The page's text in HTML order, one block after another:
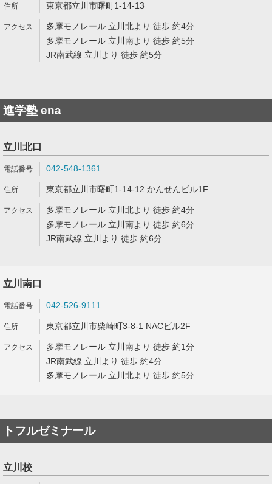
東京都立川市曙町1-14-13
多摩モノレール 立川北より 徒歩 約4分
多摩モノレール 立川南より 徒歩 約5分
JR南武線 立川より 徒歩 約5分
進学塾 ena
立川北口
042-548-1361
東京都立川市曙町1-14-12 かんせんビル1F
多摩モノレール 立川北より 徒歩 約4分
多摩モノレール 立川南より 徒歩 約6分
JR南武線 立川より 徒歩 約6分
立川南口
042-526-9111
東京都立川市柴崎町3-8-1 NACビル2F
多摩モノレール 立川南より 徒歩 約1分
JR南武線 立川より 徒歩 約4分
多摩モノレール 立川北より 徒歩 約5分
トフルゼミナール
立川校